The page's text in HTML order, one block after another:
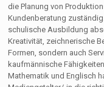
die Planung von
Kundenberatung
schulische Ausbildung
Kreativität, zeichnerische
Formen, sondern auch
kaufmännische
Mathematik und Englisch